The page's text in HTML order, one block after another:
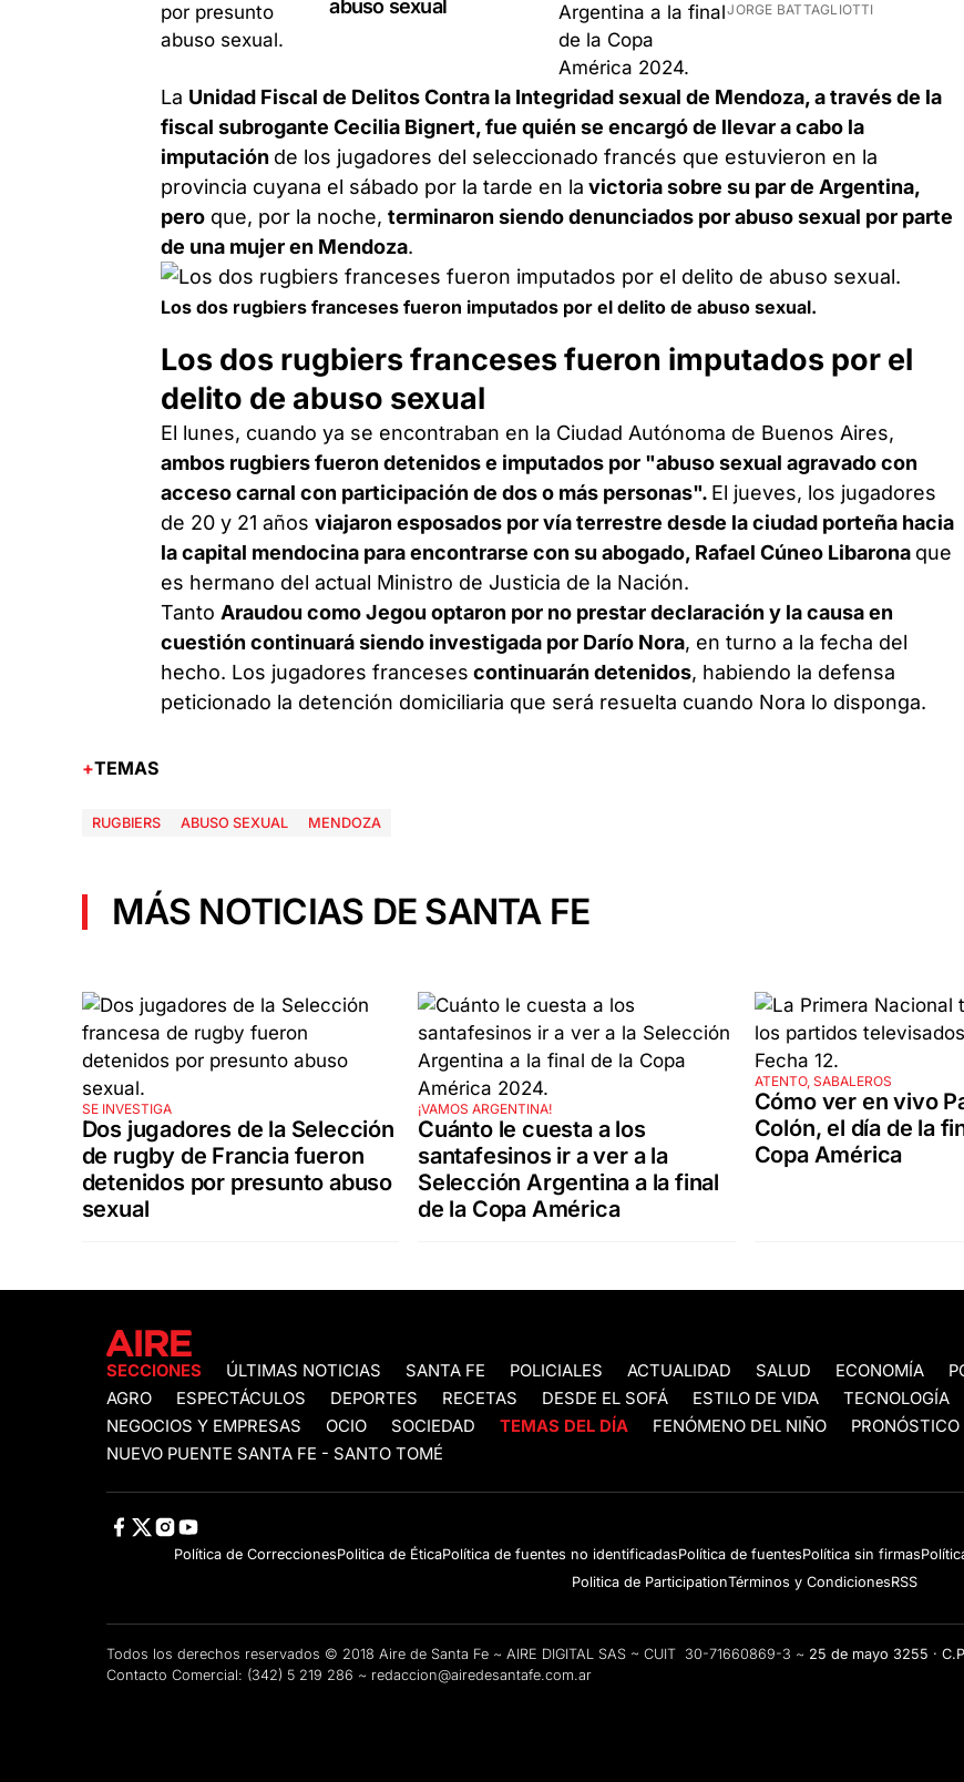
abuso sexual
JORGE BATTAGLIOTTI
La Unidad Fiscal de Delitos Contra la Integridad sexual de Mendoza, a través de la
fiscal subrogante Cecilia Bignert, fue quién se encargó de llevar a cabo la
imputación de los jugadores del seleccionado francés que estuvieron en la
provincia cuyana el sábado por la tarde en la victoria sobre su par de Argentina,
pero que, por la noche,terminaron siendo denunciados por abuso sexual por parte
de una mujer en Mendoza.
Los dos rugbiers franceses fueron imputados por el delito de abuso sexual.
Los dos rugbiers franceses fueron imputados por el
delito de abuso sexual
El lunes, cuando ya se encontraban en la Ciudad Autónoma de Buenos Aires,
ambos rugbiers fueron detenidos e imputados por "abuso sexual agravado con
acceso carnal con participación de dos o más personas". El jueves, los jugadores
de 20 y 21 añosviajaron esposados por vía terrestre desde la ciudad porteña hacia
la capital mendocina para encontrarse con su abogado, Rafael Cúneo Libarona que
es hermano del actual Ministro de Justicia de la Nación.
Tanto Araudou como Jegou optaron por no prestar declaración y la causa en
cuestión continuará siendo investigada por Darío Nora, en turno a la fecha del
hecho. Los jugadores franceses continuarán detenidos, habiendo la defensa
peticionado la detención domiciliaria que será resuelta cuando Nora lo disponga.
TEMAS
RUGBIERS ABUSO SEXUAL MENDOZA
MÁS NOTICIAS DE SANTA FE
SE INVESTIGA
Dos jugadores de la Selección
de rugby de Francia fueron
detenidos por presunto abuso
sexual
¡VAMOS ARGENTINA!
Cuánto le cuesta a los
santafesinos ir a ver a la
Selección Argentina a la final
de la Copa América
ATENTO, SABALEROS
Cómo ver en vivo
Colón, el día de la
Copa América
SECCIONES ÚLTIMAS NOTICIAS SANTA FE POLICIALES ACTUALIDAD SALUD ECONOMÍA
AGRO
ESPECTÁCULOS DEPORTES RECETAS DESDE EL SOFÁ ESTILO DE VIDA TECNOLOGÍA
NEGOCIOS Y EMPRESAS
OCIO SOCIEDAD TEMAS DEL DÍA FENÓMENO DEL NIÑO
NUEVO PUENTE SANTA FE - SANTO TOMÉ
Política de CorreccionesPolitica de ÉticaPolítica de fuentes no identificadasPolítica de fuentesPolítica sin firmas
Politica de ParticipationTérminos y CondicionesRSS
Todos los derechos reservados © 2018 Aire de Santa Fe ~ AIRE DIGITAL SAS ~ CUIT 30-71660869-3 ~ 25 de mayo 3255 ·
Contacto Comercial: (342) 5 219 286 ~ redaccion@airedesantafe.com.ar